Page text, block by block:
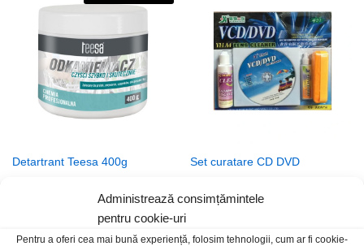
Administrează consimțămintele
pentru cookie-uri
Pentru a oferi cea mai bună experiență, folosim tehnologii, cum ar fi cookie-
Detartrant Teesa 400g Set curatare CD DVD